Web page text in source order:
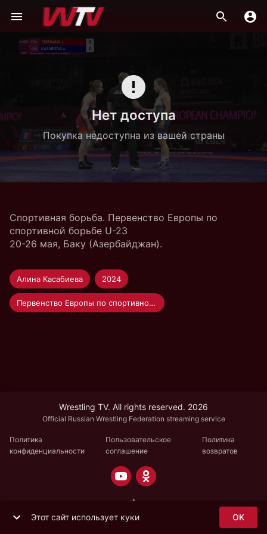
Нет доступа
Покупка недоступна из вашей страны
Спортивная борьба. Первенство Европы по
спортивной борьбе U-23
20-26 мая, Баку (Азербайджан).
Алина Касабиева 2024
Первенство Европы по спортивной борьбе U-23
Wrestling TV. All rights reserved. 2026
Official Russian Wrestling Federation streaming service
Политика
конфиденциальности
Пользовательское
соглашение
Политика
возвратов
Этот сайт использует куки OK